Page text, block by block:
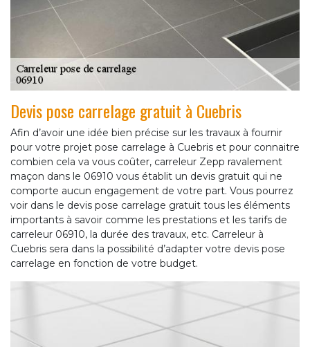
Devis pose carrelage gratuit à Cuebris
Afin d’avoir une idée bien précise sur les travaux à fournir
pour votre projet pose carrelage à Cuebris et pour connaitre
combien cela va vous coûter, carreleur Zepp ravalement
maçon dans le 06910 vous établit un devis gratuit qui ne
comporte aucun engagement de votre part. Vous pourrez
voir dans le devis pose carrelage gratuit tous les éléments
importants à savoir comme les prestations et les tarifs de
carreleur 06910, la durée des travaux, etc. Carreleur à
Cuebris sera dans la possibilité d’adapter votre devis pose
carrelage en fonction de votre budget.